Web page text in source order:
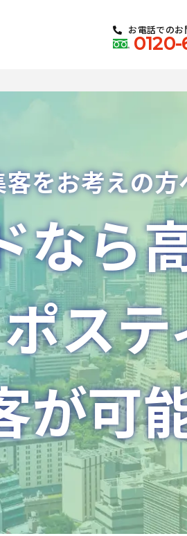
お電話での
客をお考えの
なら
ス
が可